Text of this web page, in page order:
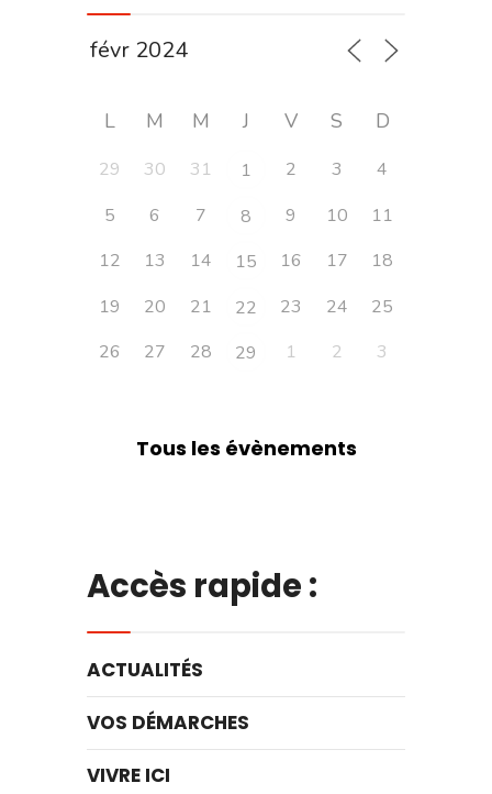
L M M J V S D
29 30 31 1 2 3
4
5
6 7 8 9 10
11
12
13 14 15 16 17
18
19
20 21 22 23 24
25
26
27 28 29 1 2 3
Tous les évènements
Accès rapide :
ACTUALITÉS
VOS DÉMARCHES
VIVRE ICI